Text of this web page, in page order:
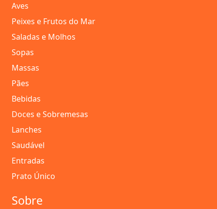
Aves
Peixes e Frutos do Mar
Saladas e Molhos
Sopas
Massas
Pães
Bebidas
Doces e Sobremesas
Lanches
Saudável
Entradas
Prato Único
Sobre